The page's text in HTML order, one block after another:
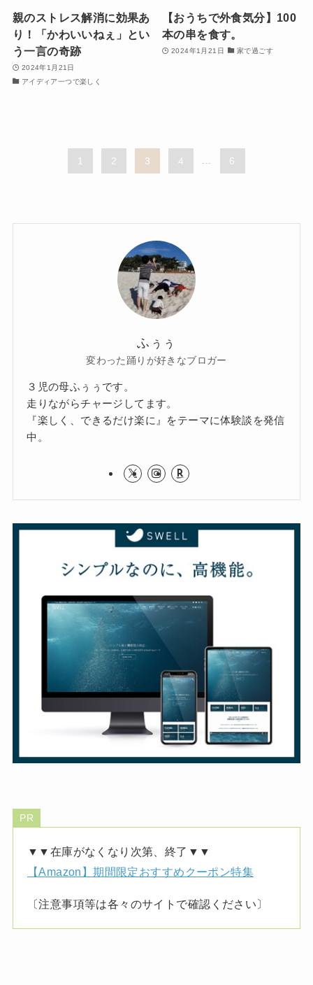
親のストレス解消に効果あ
り！「かわいいねぇ」とい
う一言の奇跡
2024年1月21日
アイディア一つで楽しく
【おうちで外食気分】100
本の串を食す。
2024年1月21日 家で過ごす
1 2 3 4 ... 6
ふぅぅ
変わった踊りが好きなブロガー
３児の母ふぅぅです。
走りながらチャージしてます。
『楽しく、できるだけ楽に』をテーマに体験談を発信
中。
PR
▼▼在庫がなくなり次第、終了▼▼
【Amazon】期間限定おすすめクーポン特集
〔注意事項等は各々のサイトで確認ください〕